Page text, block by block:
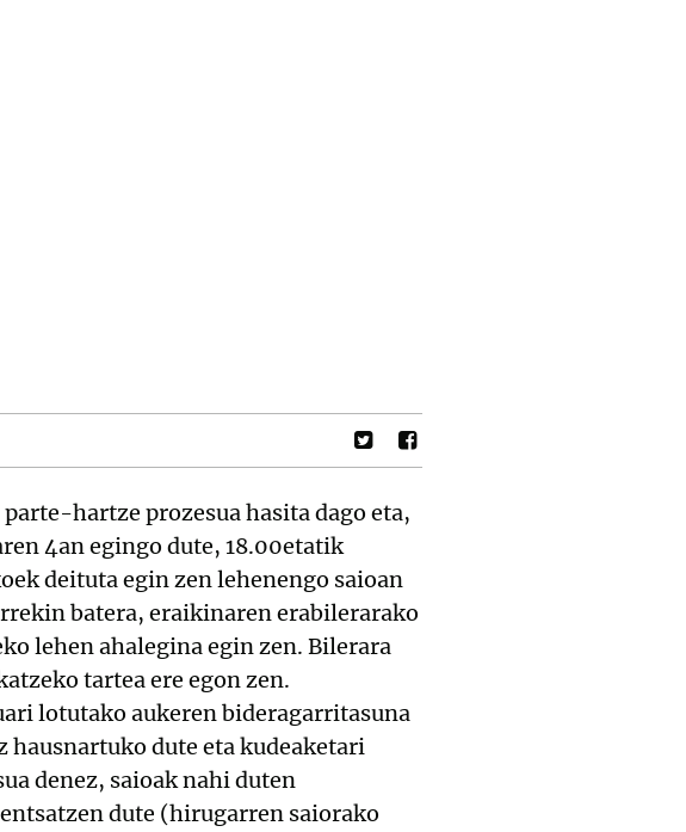
hartze prozesua hasita dago eta,
4an egingo dute, 18.00etatik
deituta egin zen lehenengo saioan
batera, eraikinaren erabilerarako
lehen ahalegina egin zen. Bilerara
tartea ere egon zen.
lotutako aukeren bideragarritasuna
dute eta kudeaketari
denez, saioak nahi duten
dute (hirugarren saiorako